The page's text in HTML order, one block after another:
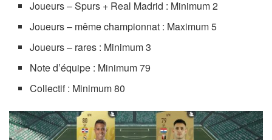
Joueurs – Spurs + Real Madrid : Minimum 2
Joueurs – même championnat : Maximum 5
Joueurs – rares : Minimum 3
Note d’équipe : Minimum 79
Collectif : Minimum 80